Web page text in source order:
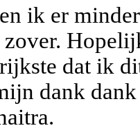
ik er
zover.
dat ik
dank